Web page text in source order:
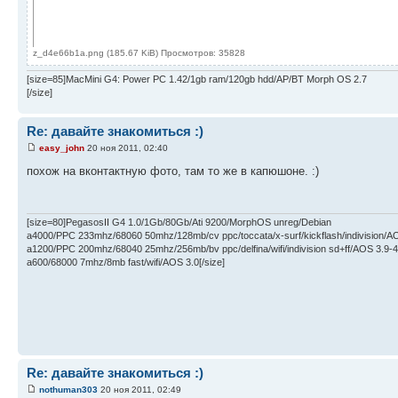
z_d4e66b1a.png (185.67 KiB) Просмотров: 35828
[size=85]MacMini G4: Power PC 1.42/1gb ram/120gb hdd/AP/BT Morph OS 2.7
[/size]
Re: давайте знакомиться :)
easy_john 20 ноя 2011, 02:40
похож на вконтактную фото, там то же в капюшоне. :)
[size=80]PegasosII G4 1.0/1Gb/80Gb/Ati 9200/MorphOS unreg/Debian
a4000/PPC 233mhz/68060 50mhz/128mb/cv ppc/toccata/x-surf/kickflash/indivision/
a1200/PPC 200mhz/68040 25mhz/256mb/bv ppc/delfina/wifi/indivision sd+ff/AOS 3.9-
a600/68000 7mhz/8mb fast/wifi/AOS 3.0[/size]
Re: давайте знакомиться :)
nothuman303 20 ноя 2011, 02:49